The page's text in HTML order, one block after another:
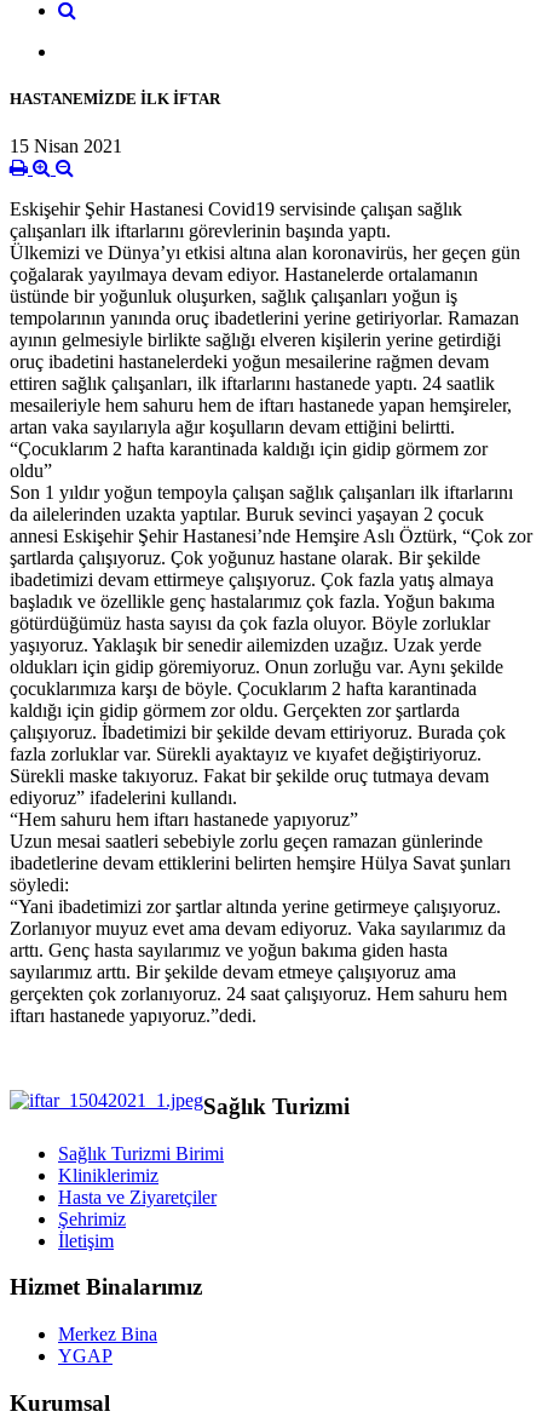
HASTANEMİZDE İLK İFTAR
15 Nisan 2021
Eskişehir Şehir Hastanesi Covid19 servisinde çalışan sağlık
çalışanları ilk iftarlarını görevlerinin başında yaptı.
Ülkemizi ve Dünya’yı etkisi altına alan koronavirüs, her geçen gün
çoğalarak yayılmaya devam ediyor. Hastanelerde ortalamanın
üstünde bir yoğunluk oluşurken, sağlık çalışanları yoğun iş
tempolarının yanında oruç ibadetlerini yerine getiriyorlar. Ramazan
ayının gelmesiyle birlikte sağlığı elveren kişilerin yerine getirdiği
oruç ibadetini hastanelerdeki yoğun mesailerine rağmen devam
ettiren sağlık çalışanları, ilk iftarlarını hastanede yaptı. 24 saatlik
mesaileriyle hem sahuru hem de iftarı hastanede yapan hemşireler,
artan vaka sayılarıyla ağır koşulların devam ettiğini belirtti.
“Çocuklarım 2 hafta karantinada kaldığı için gidip görmem zor
oldu”
Son 1 yıldır yoğun tempoyla çalışan sağlık çalışanları ilk iftarlarını
da ailelerinden uzakta yaptılar. Buruk sevinci yaşayan 2 çocuk
annesi Eskişehir Şehir Hastanesi’nde Hemşire Aslı Öztürk, “Çok zor
şartlarda çalışıyoruz. Çok yoğunuz hastane olarak. Bir şekilde
ibadetimizi devam ettirmeye çalışıyoruz. Çok fazla yatış almaya
başladık ve özellikle genç hastalarımız çok fazla. Yoğun bakıma
götürdüğümüz hasta sayısı da çok fazla oluyor. Böyle zorluklar
yaşıyoruz. Yaklaşık bir senedir ailemizden uzağız. Uzak yerde
oldukları için gidip göremiyoruz. Onun zorluğu var. Aynı şekilde
çocuklarımıza karşı de böyle. Çocuklarım 2 hafta karantinada
kaldığı için gidip görmem zor oldu. Gerçekten zor şartlarda
çalışıyoruz. İbadetimizi bir şekilde devam ettiriyoruz. Burada çok
fazla zorluklar var. Sürekli ayaktayız ve kıyafet değiştiriyoruz.
Sürekli maske takıyoruz. Fakat bir şekilde oruç tutmaya devam
ediyoruz” ifadelerini kullandı.
“Hem sahuru hem iftarı hastanede yapıyoruz”
Uzun mesai saatleri sebebiyle zorlu geçen ramazan günlerinde
ibadetlerine devam ettiklerini belirten hemşire Hülya Savat şunları
söyledi:
“Yani ibadetimizi zor şartlar altında yerine getirmeye çalışıyoruz.
Zorlanıyor muyuz evet ama devam ediyoruz. Vaka sayılarımız da
arttı. Genç hasta sayılarımız ve yoğun bakıma giden hasta
sayılarımız arttı. Bir şekilde devam etmeye çalışıyoruz ama
gerçekten çok zorlanıyoruz. 24 saat çalışıyoruz. Hem sahuru hem
iftarı hastanede yapıyoruz.”dedi.
Sağlık Turizmi
Sağlık Turizmi Birimi
Kliniklerimiz
Hasta ve Ziyaretçiler
Şehrimiz
İletişim
Hizmet Binalarımız
Merkez Bina
YGAP
Kurumsal